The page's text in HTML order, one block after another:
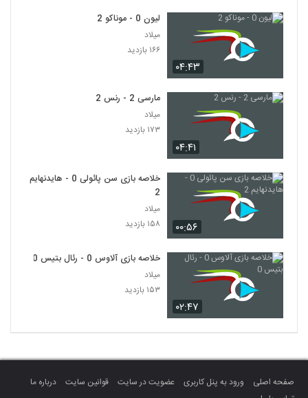
۰۴:۴۳
لیون 0 - موناکو 2
میلاد
۱۶۶ بازدید
۰۴:۴۱
مارسی 2 - رنس 2
میلاد
۱۷۳ بازدید
۰۰:۵۶
خلاصه بازی سن پائولی 0 - هایدنهایم
2
میلاد
۱۵۸ بازدید
۰۲:۴۷
خلاصه بازی آلاوس 0 - رئال بتیس 0
میلاد
۱۵۳ بازدید
صفحه اصلی ورود به پنل کاربری عضویت در سایت قوانین سایت
درباره ما